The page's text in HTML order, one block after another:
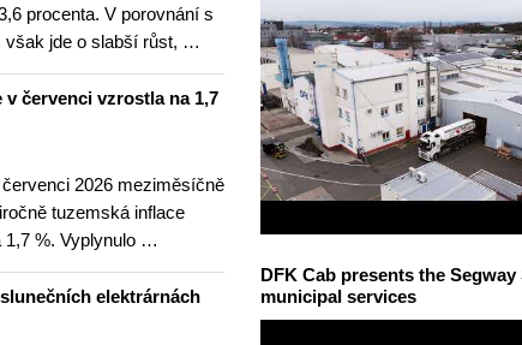
procenta. V porovnání s
však jde o slabší růst, …
červenci vzrostla na 1,7
2026 meziměsíčně
tuzemská inflace
1,7 %. Vyplynulo …
elektrárnách
DFK Cab presents the
municipal services